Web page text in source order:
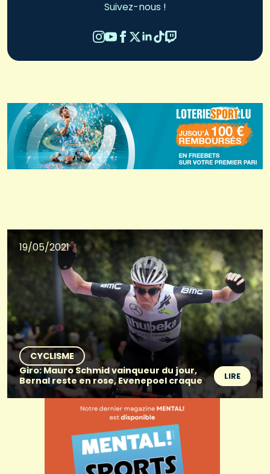
Suivez-nous !
19/05/2021
CYCLISME
Giro: Mauro Schmid vainqueur du jour,
Bernal reste en rose, Evenepoel craque
LIRE